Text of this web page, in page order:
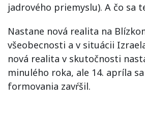
jadrového priemyslu). A čo sa
Nastane nová realita na
všeobecnosti a v situácii
nová realita v skutočnosti
minulého roka, ale 14. apríla
formovania zavŕšil.